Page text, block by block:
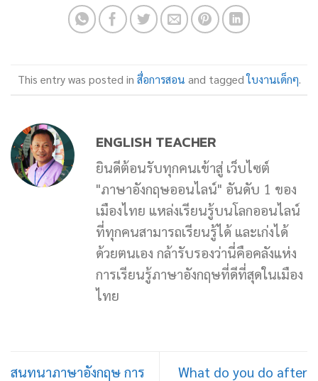
This entry was posted in สื่อการสอน and taggedใบงานเด็กๆ.
ENGLISH TEACHER
ยินดีต้อนรับทุกคนเข้าสู่ เว็บไซต์
"ภาษาอังกฤษออนไลน์" อันดับ 1 ของ
เมืองไทย แหล่งเรียนรู้บนโลกออนไลน์
ที่ทุกคนสามารถเรียนรู้ได้ และเก่งได้
ด้วยตนเอง กล้ารับรองว่านี่คือคลังแห่ง
การเรียนรู้ภาษาอังกฤษที่ดีที่สุดในเมือง
ไทย
สนทนาภาษาอังกฤษ การ What do you do after